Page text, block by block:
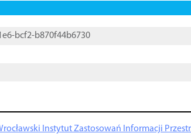
bcf2-b870f44b6730
Instytut Zastosowań Informacji